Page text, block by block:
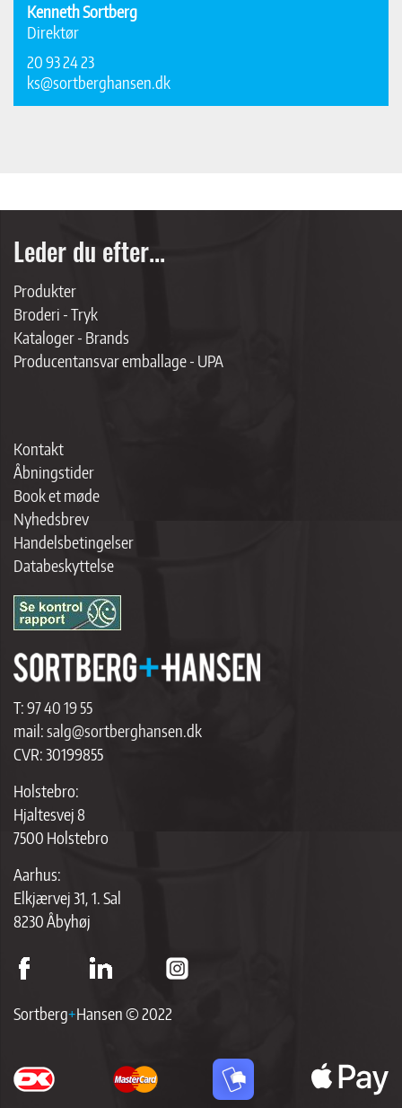
Kenneth Sortberg
Direktør
20 93 24 23
ks@sortberghansen.dk
Leder du efter...
Produkter
Broderi - Tryk
Kataloger - Brands
Producentansvar emballage - UPA
Kontakt
Åbningstider
Book et møde
Nyhedsbrev
Handelsbetingelser
Databeskyttelse
T:97 40 19 55
mail:salg@sortberghansen.dk
CVR: 30199855
Holstebro:
Hjaltesvej 8
7500 Holstebro
Aarhus:
Elkjærvej 31, 1. Sal
8230 Åbyhøj
Sortberg+Hansen © 2022